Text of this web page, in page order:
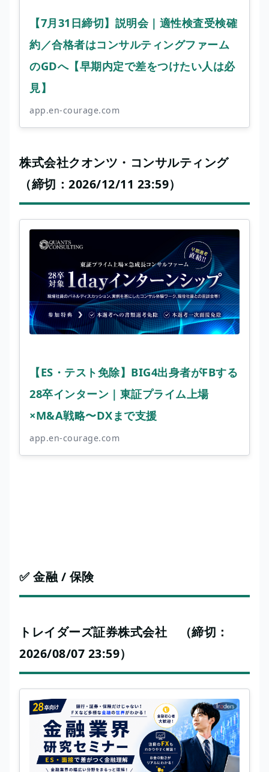
【7月31日締切】説明会｜適性検査受検確
約／合格者はコンサルティングファーム
のGDへ【早期内定で差をつけたい人は必
見】
app.en-courage.com
株式会社クオンツ・コンサルティング
（締切：2026/12/11 23:59）
【ES・テスト免除】BIG4出身者がFBする
28卒インターン｜東証プライム上場
×M&A戦略〜DXまで支援
app.en-courage.com
✅ 金融 / 保険
トレイダーズ証券株式会社 （締切：
2026/08/07 23:59）